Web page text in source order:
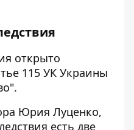
открыто
115 УК Украины
Юрия Луценко,
есть две